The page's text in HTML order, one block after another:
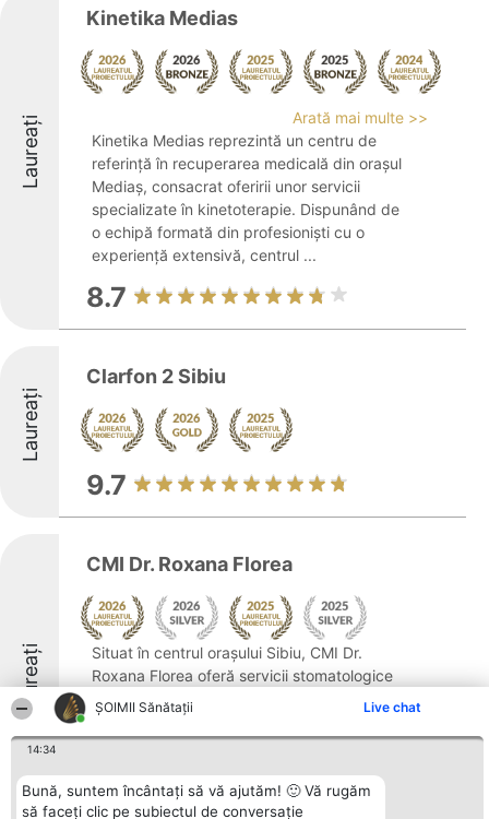
ŞOIMII Sănătații Live chat
14:34
Bună, suntem încântați să vă ajutăm! 🙂 Vă rugăm
să faceți clic pe subiectul de conversație
Laureați
Kinetika Medias
Arată mai multe >>
Kinetika Medias reprezintă un centru de
referință în recuperarea medicală din orașul
Mediaș, consacrat oferirii unor servicii
specializate în kinetoterapie. Dispunând de
o echipă formată din profesioniști cu o
experiență extensivă, centrul ...
8.7
Laureați
Clarfon 2 Sibiu
9.7
Laureați
CMI Dr. Roxana Florea
Situat în centrul orașului Sibiu, CMI Dr.
Roxana Florea oferă servicii stomatologice
de calitate superioară, focalizându-se pe
sănătatea și estetica dentară, adaptate
fiecărui pacient. Practica se distinge printr-
8.9